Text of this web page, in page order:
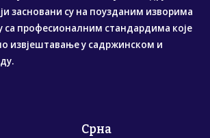
засновани су на поузданим изворима
са професионалним стандардима које
извјештавање у садржинском и
Срна